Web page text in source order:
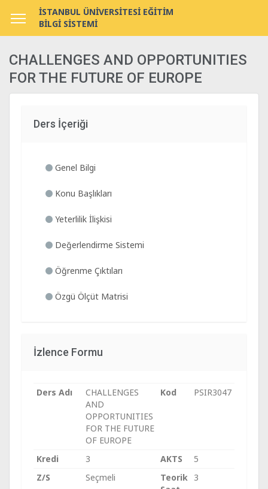
İSTANBUL ÜNİVERSİTESİ EĞİTİM
BİLGİ SİSTEMİ
CHALLENGES AND OPPORTUNITIES
FOR THE FUTURE OF EUROPE
Ders İçeriği
Genel Bilgi
Konu Başlıkları
Yeterlilik İlişkisi
Değerlendirme Sistemi
Öğrenme Çıktıları
Özgü Ölçüt Matrisi
İzlence Formu
Ders Adı
CHALLENGES
AND
OPPORTUNITIES
FOR THE FUTURE
OF EUROPE
Kod PSIR3047
Kredi 3 AKTS
5
Z/S
Seçmeli
Teorik 3